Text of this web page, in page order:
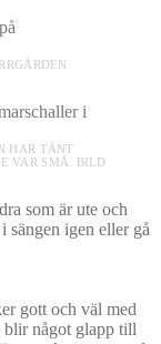
HAR TÄNT
VAR SMÅ. BILD
som är ute och
sängen igen eller gå
gott och väl med
blir något glapp till